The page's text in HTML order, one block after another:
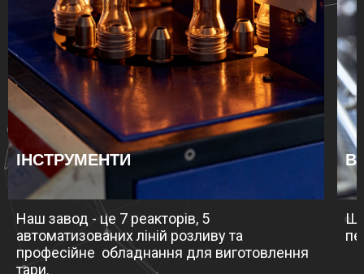
ІНСТРУМЕНТИ
Наш завод - це 7 реакторів, 5
автоматизованих ліній розливу та
професійне обладнання для виготовлення
тари.